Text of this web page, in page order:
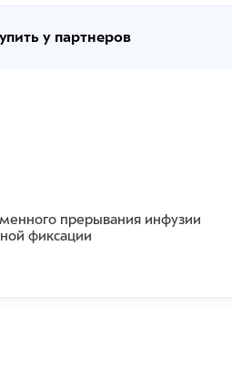
у партнеров
прерывания инфузии
фиксации